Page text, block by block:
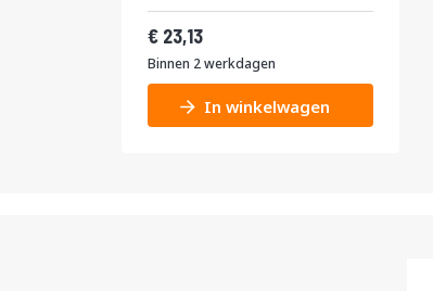
23,13
Binnen 2 werkdagen
In winkelwagen